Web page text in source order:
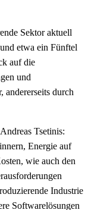
Sektor aktuell
etwa ein Fünftel
auf die
und
andererseits durch
Tsetinis:
Energie auf
wie auch den
Industrie
Softwarelösungen